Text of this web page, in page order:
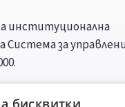
институционална
за
система за
бисквитки